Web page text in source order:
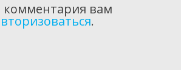
комментария вам
.